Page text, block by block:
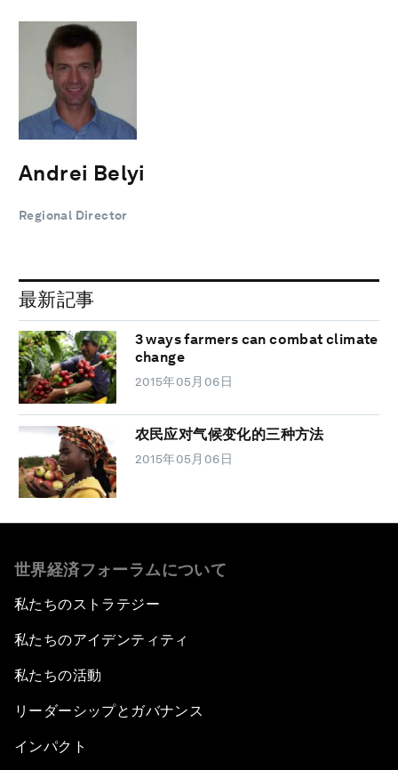
Andrei Belyi
Regional Director
最新記事
3 ways farmers can combat climate
change
2015年05月06日
农民应对气候变化的三种方法
2015年05月06日
世界経済フォーラムについて
私たちのストラテジー
私たちのアイデンティティ
私たちの活動
リーダーシップとガバナンス
インパクト